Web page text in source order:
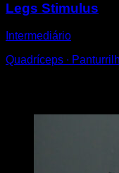
Legs Stimulus
Intermediário
Quadríceps ∙